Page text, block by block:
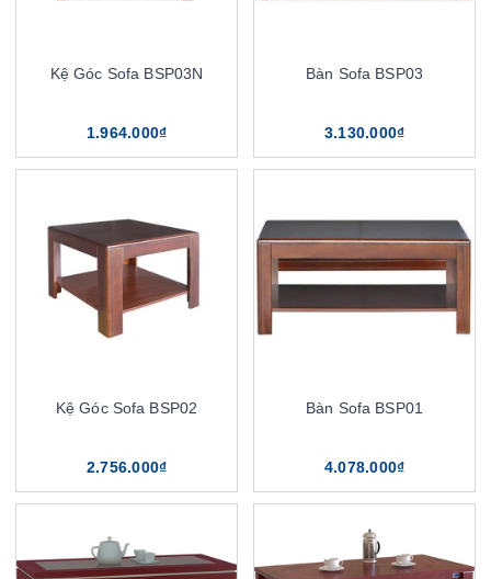
Kệ Góc Sofa BSP03N
1.964.000₫
Bàn Sofa BSP03
3.130.000₫
Kệ Góc Sofa BSP02
2.756.000₫
Bàn Sofa BSP01
4.078.000₫